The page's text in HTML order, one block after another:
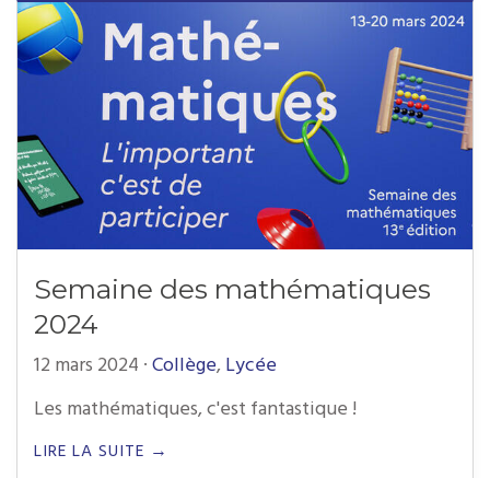
Semaine des mathématiques
2024
12 mars 2024 · Collège, Lycée
Les mathématiques, c'est fantastique !
LIRE LA SUITE →